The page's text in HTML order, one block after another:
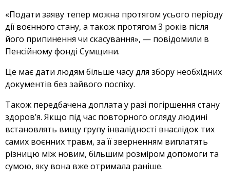
«Подати заяву тепер можна протягом усього періоду
дії воєнного стану, а також протягом 3 років після
його припинення чи скасування», — повідомили в
Пенсійному фонді Сумщини.
Це має дати людям більше часу для збору необхідних
документів без зайвого поспіху.
Також передбачена доплата у разі погіршення стану
здоров’я. Якщо під час повторного огляду людині
встановлять вищу групу інвалідності внаслідок тих
самих воєнних травм, за її зверненням виплатять
різницю між новим, більшим розміром допомоги та
сумою, яку вона вже отримала раніше.